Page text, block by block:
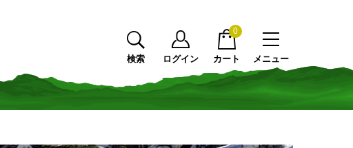
メニュー
検索 ログイン カート
0